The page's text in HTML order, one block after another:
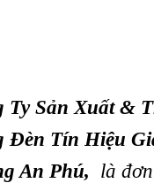
Ty Sản Xuất &
Đèn Tín Hiệu
An Phú, là